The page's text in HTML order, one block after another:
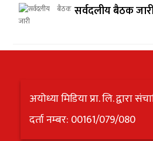
सर्वदलीय बैठक
अयोध्या मिडिया प्रा. लि. द्वारा
दर्ता नम्बर: 00161/079/080